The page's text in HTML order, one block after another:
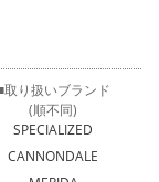
取り扱いブランド
(順不同)
SPECIALIZED
CANNONDALE